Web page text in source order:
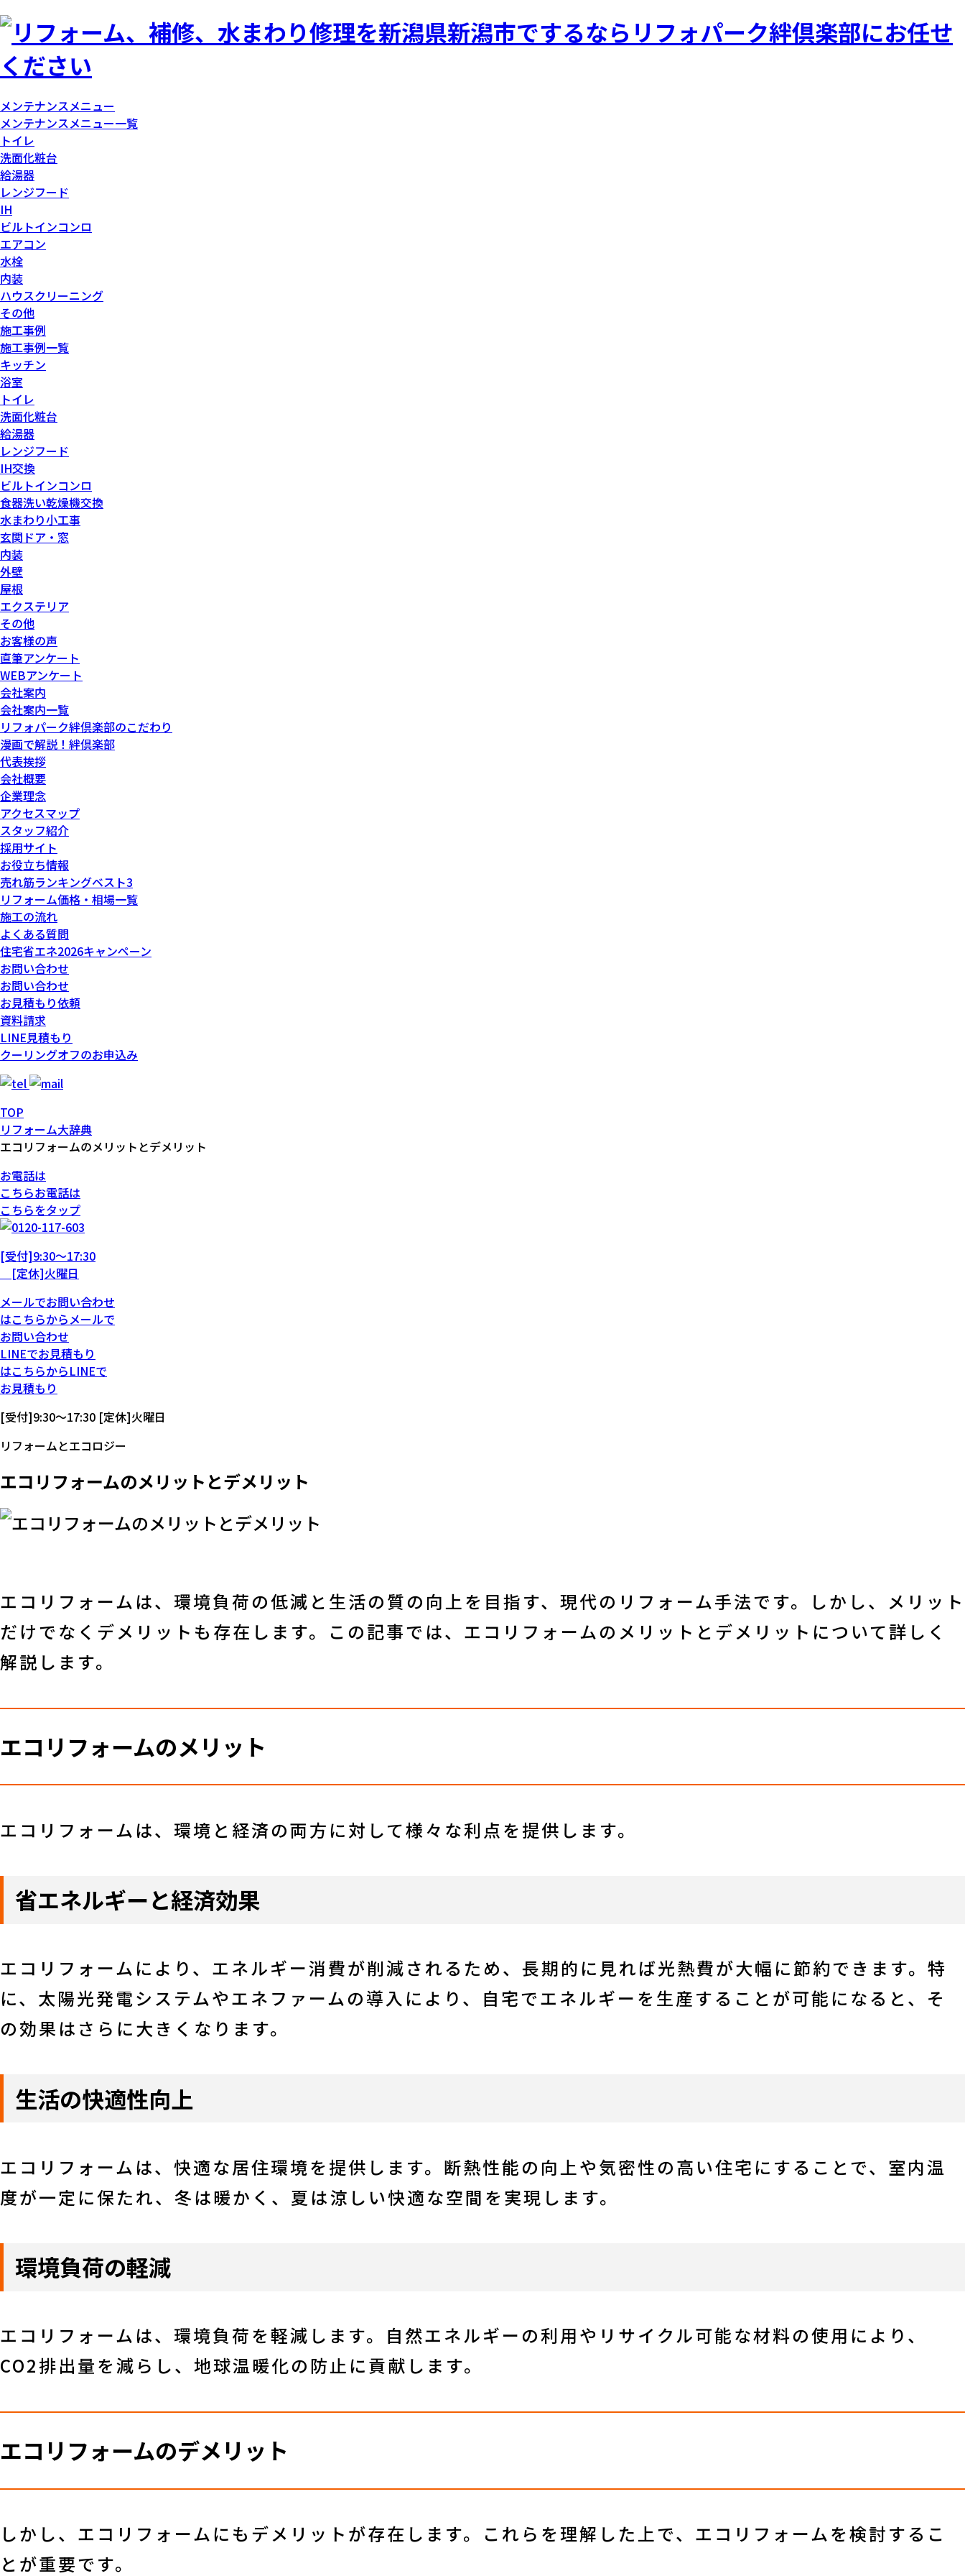
メンテナンスメニュー
メンテナンスメニュー一覧
トイレ
洗面化粧台
給湯器
レンジフード
IH
ビルトインコンロ
エアコン
水栓
内装
ハウスクリーニング
その他
施工事例
施工事例一覧
キッチン
浴室
トイレ
洗面化粧台
給湯器
レンジフード
IH交換
ビルトインコンロ
食器洗い乾燥機交換
水まわり小工事
玄関ドア・窓
内装
外壁
屋根
エクステリア
その他
お客様の声
直筆アンケート
WEBアンケート
会社案内
会社案内一覧
リフォパーク絆倶楽部のこだわり
漫画で解説！絆倶楽部
代表挨拶
会社概要
企業理念
アクセスマップ
スタッフ紹介
採用サイト
お役立ち情報
売れ筋ランキングベスト3
リフォーム価格・相場一覧
施工の流れ
よくある質問
住宅省エネ2026キャンペーン
お問い合わせ
お問い合わせ
お見積もり依頼
資料請求
LINE見積もり
クーリングオフのお申込み
TOP
リフォーム大辞典
エコリフォームのメリットとデメリット
お電話は
こちらお電話は
こちらをタップ
[受付]9:30～17:30
[定休]火曜日
メールでお問い合わせ
はこちらからメールで
お問い合わせ
LINEでお見積もり
はこちらからLINEで
お見積もり
[受付]9:30～17:30 [定休]火曜日
リフォームとエコロジー
エコリフォームのメリットとデメリット
エコリフォームは、環境負荷の低減と生活の質の向上を目指す、現代のリフォーム手法です。しかし、メリット
だけでなくデメリットも存在します。この記事では、エコリフォームのメリットとデメリットについて詳しく
解説します。
エコリフォームのメリット
エコリフォームは、環境と経済の両方に対して様々な利点を提供します。
省エネルギーと経済効果
エコリフォームにより、エネルギー消費が削減されるため、長期的に見れば光熱費が大幅に節約できます。特
に、太陽光発電システムやエネファームの導入により、自宅でエネルギーを生産することが可能になると、そ
の効果はさらに大きくなります。
生活の快適性向上
エコリフォームは、快適な居住環境を提供します。断熱性能の向上や気密性の高い住宅にすることで、室内温
度が一定に保たれ、冬は暖かく、夏は涼しい快適な空間を実現します。
環境負荷の軽減
エコリフォームは、環境負荷を軽減します。自然エネルギーの利用やリサイクル可能な材料の使用により、
CO2排出量を減らし、地球温暖化の防止に貢献します。
エコリフォームのデメリット
しかし、エコリフォームにもデメリットが存在します。これらを理解した上で、エコリフォームを検討するこ
とが重要です。